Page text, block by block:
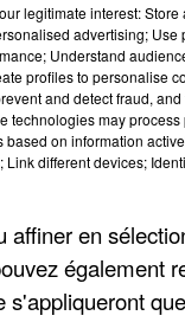
de
legitimate interest: Store
advertising; Use
Understand
profiles to personalise
and detect fraud, and
technologies may process
based on information
different devices;
affiner en
également
s'appliqueront